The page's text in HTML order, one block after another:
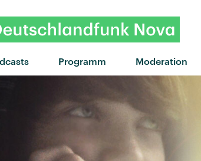
Programm Moderation
"Foundations" von Kate Nash